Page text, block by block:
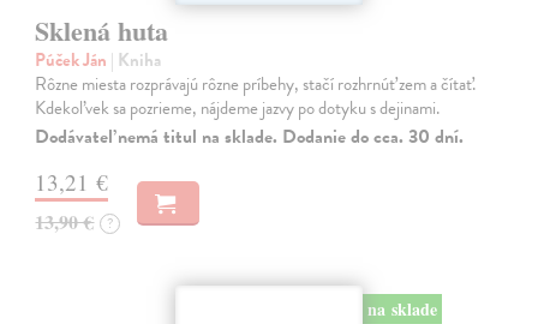
Sklená huta
Púček Ján | Kniha
Rôzne miesta rozprávajú rôzne príbehy, stačí rozhrnúť zem a čítať.
Kdekoľvek sa pozrieme, nájdeme jazvy po dotyku s dejinami.
Dodávateľ nemá titul na sklade. Dodanie do cca. 30 dní.
13,21 €
13,90 € ?
na sklade